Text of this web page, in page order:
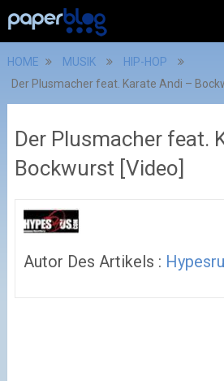
HOME MUSIK
HIP-HOP
Der Plusmacher feat. Karate Andi –
Der Plusmacher feat.
Bockwurst [Video]
Autor Des Artikels :